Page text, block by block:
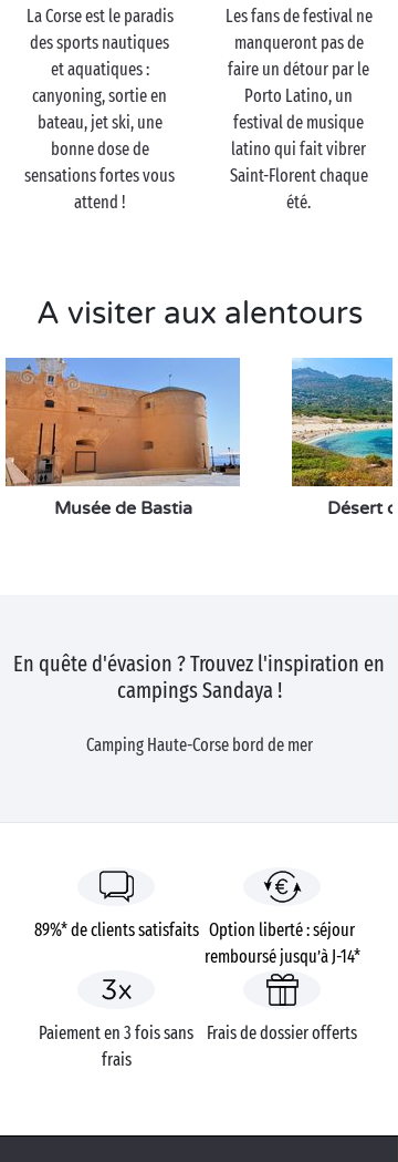
demander de plus pour une escapade romantique en
amoureux ? Pas de doute, la Corse a bien mérité son
surnom d’île de beauté.
La Corse est le paradis
des sports nautiques
et aquatiques :
canyoning, sortie en
bateau, jet ski, une
bonne dose de
sensations fortes vous
attend !
Les fans de festival ne
manqueront pas de
faire un détour par le
Porto Latino, un
festival de musique
latino qui fait vibrer
Saint-Florent chaque
été.
A visiter aux alentours
Musée de Bastia Désert
En quête d'évasion ? Trouvez l'inspiration en
campings Sandaya !
Camping Haute-Corse bord de mer
89%* de clients satisfaits Option liberté : séjour
remboursé jusqu’à J-14*
Paiement en 3 fois sans
frais
Frais de dossier offerts